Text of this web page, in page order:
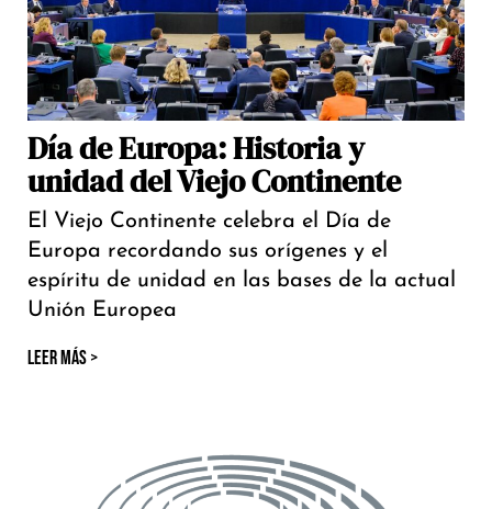
Día de Europa: Historia y
unidad del Viejo Continente
El Viejo Continente celebra el Día de
Europa recordando sus orígenes y el
espíritu de unidad en las bases de la actual
Unión Europea
LEER MÁS >